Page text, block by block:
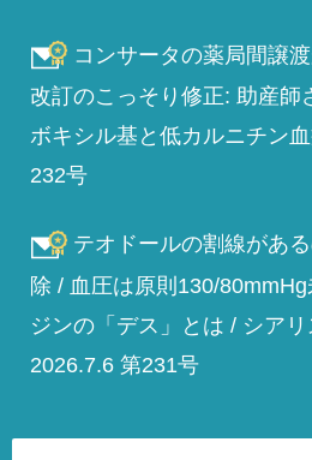
コンサータの薬局間譲
改訂のこっそり修正: 助産師
ボキシル基と低カルニチン
232号
テオドールの割線があ
除 / 血圧は原則130/
ジンの「デス」とは / シア
2026.7.6 第231号